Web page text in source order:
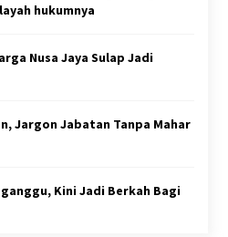
hukumnya
Nusa Jaya Sulap Jadi
Jargon Jabatan Tanpa Mahar
Kini Jadi Berkah Bagi